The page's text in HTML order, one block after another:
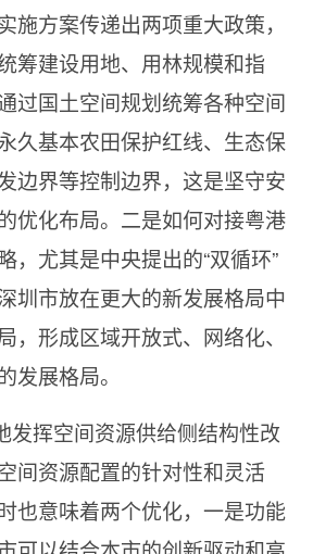
施方案传递出两项重大政策，
筹建设用地、用林规模和指
过国土空间规划统筹各种空间
久基本农田保护红线、生态保
边界等控制边界，这是坚守安
优化布局。二是如何对接粤港
，尤其是中央提出的“双循环”
圳市放在更大的新发展格局中
，形成区域开放式、网络化、
发展格局。
发挥空间资源供给侧结构性改
间资源配置的针对性和灵活
也意味着两个优化，一是功能